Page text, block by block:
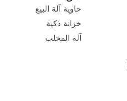
حاوية آلة البيع
خزانة ذكية
آلة المخلب